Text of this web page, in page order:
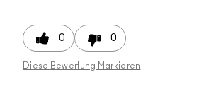
0 0
Diese Bewertung Markieren